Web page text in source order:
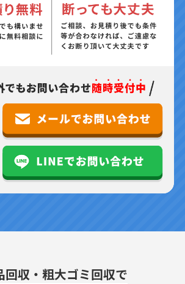
回収・粗大ゴミ回収で